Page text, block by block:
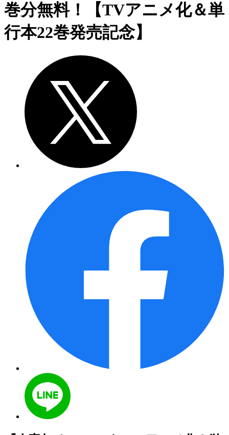
巻分無料！【TVアニメ化＆単
行本22巻発売記念】